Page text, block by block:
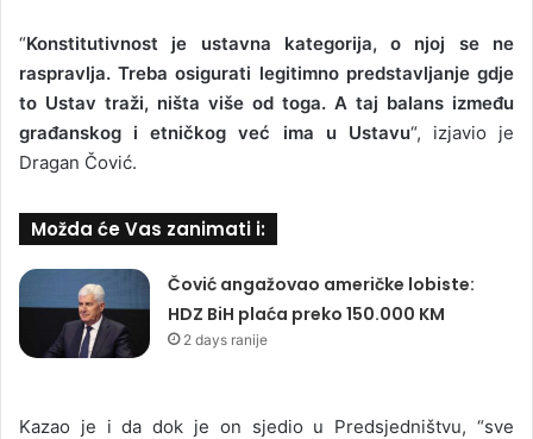
“Konstitutivnost je ustavna kategorija, o njoj se ne
raspravlja. Treba osigurati legitimno predstavljanje gdje
to Ustav traži, ništa više od toga. A taj balans između
građanskog i etničkog već ima u Ustavu“, izjavio je
Dragan Čović.
Možda će Vas zanimati i:
Čović angažovao američke lobiste:
HDZ BiH plaća preko 150.000 KM
2 days ranije
Kazao je i da dok je on sjedio u Predsjedništvu, “sve